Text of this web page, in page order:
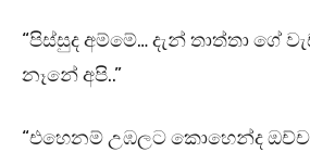
“පිස්සුද අම්මේ… දැන් තාත්තා ගේ
නෑනේ අපි..”
“එහෙනම් උඹලට කොහෙන්ද